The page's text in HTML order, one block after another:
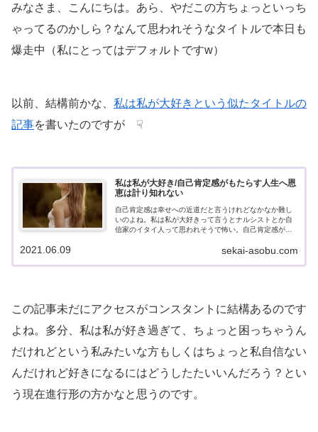
みなさま、こんにちは。あら、やだこの方ちょっといっち
ゃってるのかしら？なんて思われそうなタイトルで本日も
爆走中（私にとってはデフォルトですw）
以前、結構前かな、 私は私が大好きという似たタイトルの
記事を書いたのですが ☟
私は私が大好き/自己肯定感がもたらす人生へ恩
恵は計り知れない
自己肯定感は幸せへの近道だと言うけれどなかなか難し
いのよね。私は私が大好きって言うとナルシストとか自
信家のイタイ人って思われそうで怖い。自己肯定感がも
sekai-asobu.com
2021.06.09
この記事未だにアクセスがコンスタントに結構あるのです
よね。多分、私は私が好き過ぎて、ちょっと困っちゃうん
だけれどという私みたいな方もしくはちょっと私自信ない
んだけれど好きになるにはどうしたたいいんだろう？とい
う現在進行形の方かなと思うのです。